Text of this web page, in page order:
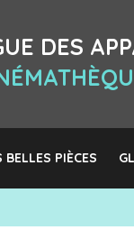
DES
BELLES PIÈCES